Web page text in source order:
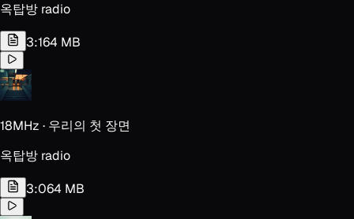
옥탑방 radio
3:164 MB
18MHz · 우리의 첫 장면
옥탑방 radio
3:064 MB